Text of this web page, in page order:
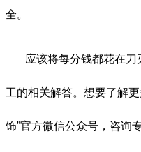
全。
应该将每分钱都花在
工的相关解答。想要了解
饰”官方微信公众号，咨询